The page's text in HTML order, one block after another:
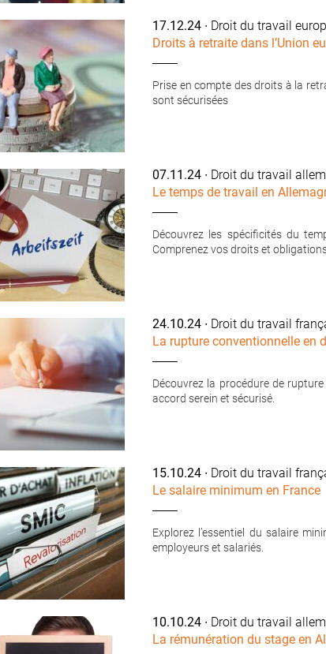
17.12.24 ∙ Droit du travail
Droits à retraite dans l’Union
Prise en compte des droits à la
sont sécurisées
07.11.24 ∙ Droit du travail
Le temps de travail en
Découvrez les spécificités du
Comprenez vos droits et
24.10.24 ∙ Droit du travail
La rupture conventionnelle en
Découvrez la procédure de
accord serein et sécurisé.
15.10.24 ∙ Droit du travail
Le salaire minimum en France
Explorez l’essentiel du salaire
employeurs et salariés.
10.10.24 ∙ Droit du travail
La rémunération du stage en